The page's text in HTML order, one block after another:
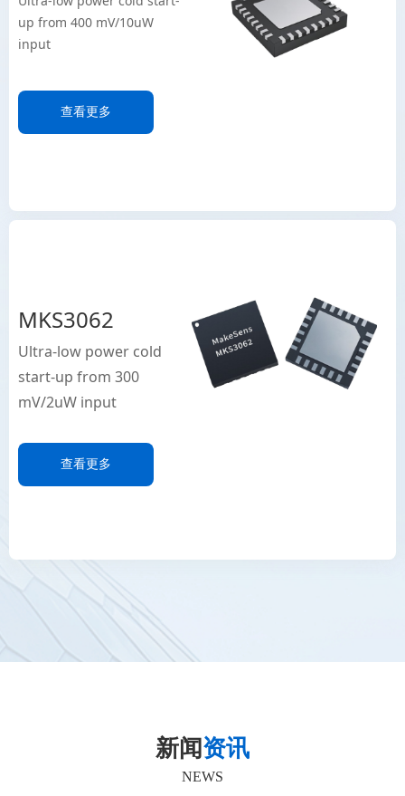
up from 400 mV/10uW
input
查看更多
MKS3062
Ultra-low power cold
start-up from 300
mV/2uW input
查看更多
新闻资讯
NEWS